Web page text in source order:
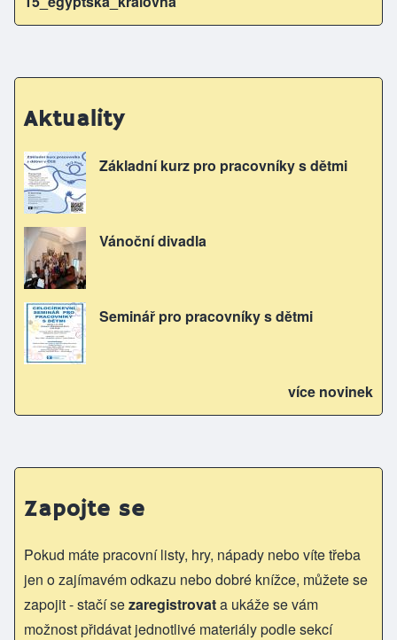
Aktuality
Základní kurz pro pracovníky s dětmi
Vánoční divadla
Seminář pro pracovníky s dětmi
více novinek
Zapojte se
Pokud máte pracovní listy, hry, nápady nebo víte třeba
jen o zajímavém odkazu nebo dobré knížce, můžete se
zapojit - stačí sezaregistrovata ukáže se vám
možnost přidávat jednotlivé materiály podle sekcí